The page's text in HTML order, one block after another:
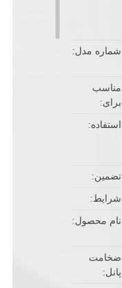
شماره مدل
مناسب
برای
استفاده
تضمین
شرایط
نام محصول
ضخامت
پانل